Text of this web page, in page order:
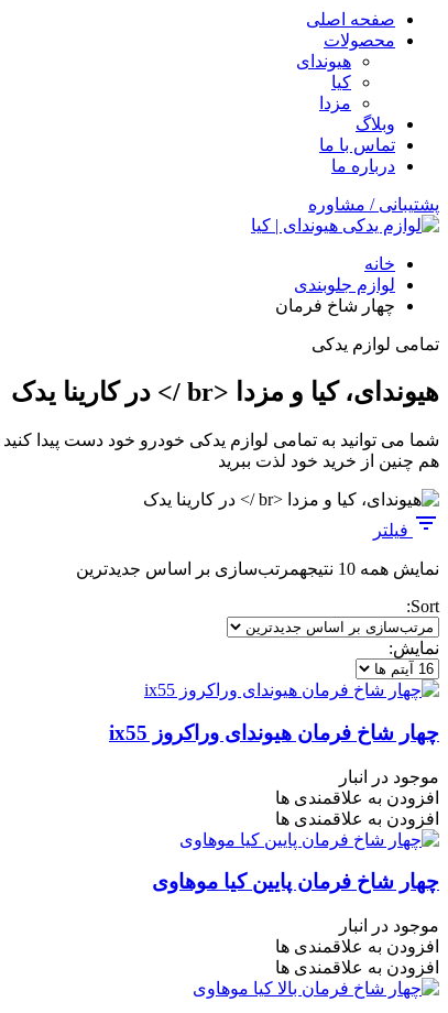
صفحه اصلی
محصولات
هیوندای
کیا
مزدا
وبلاگ
تماس با ما
درباره ما
پشتیبانی / مشاوره
خانه
لوازم جلوبندی
چهار شاخ فرمان
تمامی لوازم یدکی
هیوندای، کیا و مزدا <br /> در کارینا یدک
شما می توانید به تمامی لوازم یدکی خودرو خود دست پیدا کنید
هم چنین از خرید خود لذت ببرید
فیلتر
نمایش همه 10 نتیجه
مرتب‌سازی بر اساس جدیدترین
Sort:
نمایش:
چهار شاخ فرمان هیوندای وراکروز ix55
موجود در انبار
افزودن به علاقمندی ها
افزودن به علاقمندی ها
چهار شاخ فرمان پایین کیا موهاوی
موجود در انبار
افزودن به علاقمندی ها
افزودن به علاقمندی ها